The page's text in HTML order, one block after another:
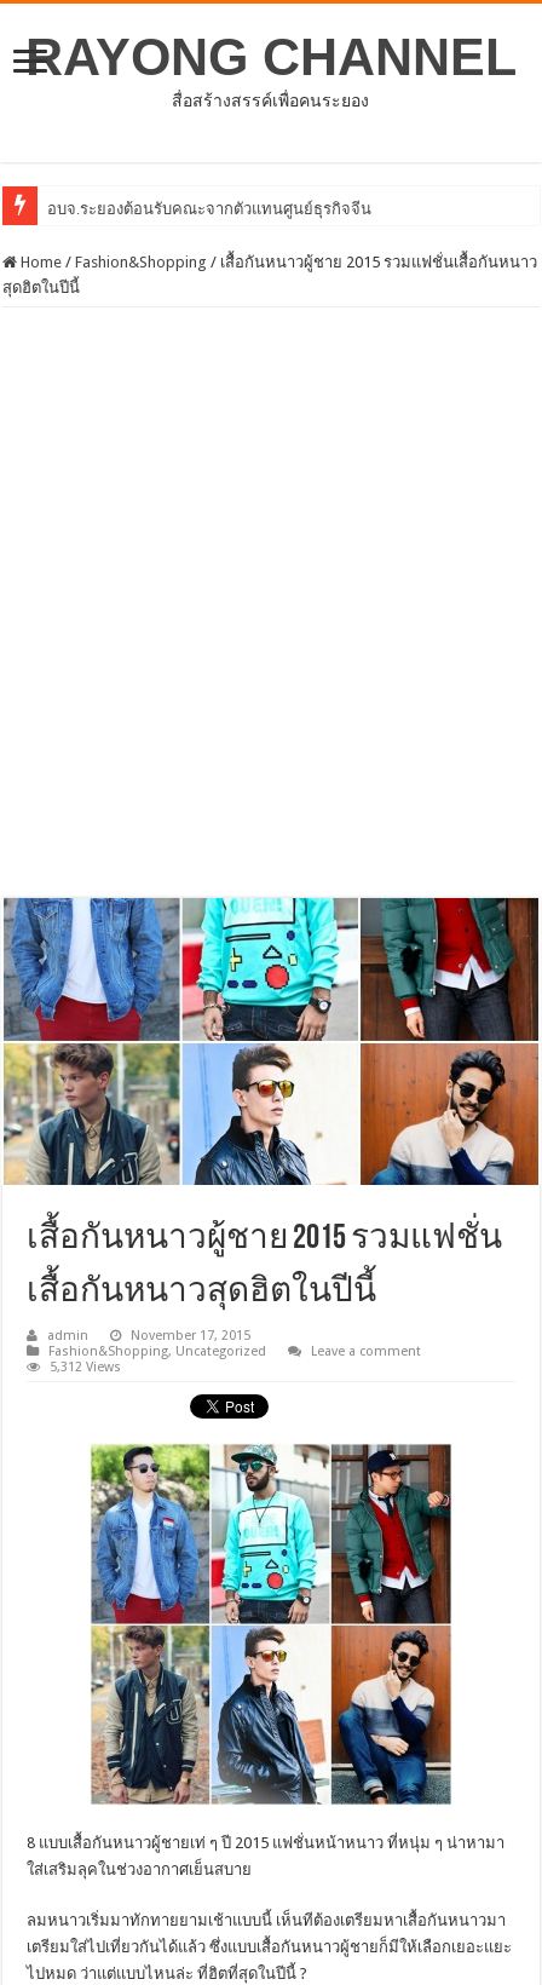
RAYONG CHANNEL
สื่อสร้างสรรค์เพื่อคนระยอง
โครงการพ
Home / Fashion&Shopping / เสื้อกันหนาวผู้ชาย 2015 รวมแฟชั่นเสื้อกันหนาว
สุดฮิตในปีนี้
เสื้อกันหนาวผู้ชาย 2015 รวมแฟชั่น
เสื้อกันหนาวสุดฮิตในปีนี้
admin
November 17, 2015
Fashion&Shopping, Uncategorized
Leave a comment
5,312 Views
8 แบบเสื้อกันหนาวผู้ชายเท่ ๆ ปี 2015 แฟชั่นหน้าหนาว ที่หนุ่ม ๆ น่าหามา
ใส่เสริมลุคในช่วงอากาศเย็นสบาย
ลมหนาวเริ่มมาทักทายยามเช้าแบบนี้ เห็นทีต้องเตรียมหาเสื้อกันหนาวมา
เตรียมใส่ไปเที่ยวกันได้แล้ว ซึ่งแบบเสื้อกันหนาวผู้ชายก็มีให้เลือกเยอะแยะ
ไปหมด ว่าแต่แบบไหนล่ะ ที่ฮิตที่สุดในปีนี้ ?